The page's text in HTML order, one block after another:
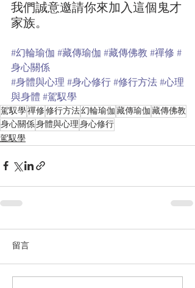
我們誠意邀請你來加入這個鬼才
家族。
#幻輪瑜伽 #藏傳瑜伽 #藏傳佛教 #禪修 #
身心關係
#身體與心理 #身心修行 #修行方法 #心理
與身體 #駕馭學
駕馭學禪修修行方法幻輪瑜伽藏傳瑜伽藏傳佛教
身心關係身體與心理身心修行
駕馭學
留言